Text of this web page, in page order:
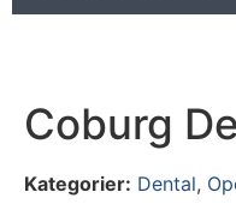
Coburg
Kategorier: Dental,